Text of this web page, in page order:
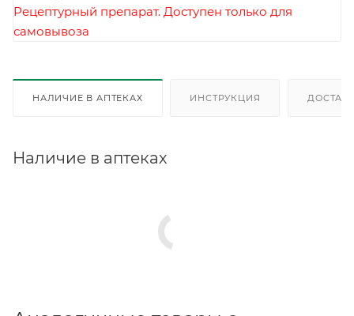
Рецептурный препарат. Доступен только для
самовывоза
НАЛИЧИЕ В АПТЕКАХ ИНСТРУКЦИЯ
Наличие в аптеках